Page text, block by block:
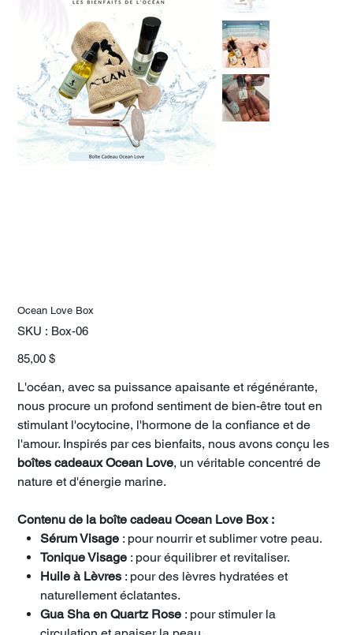
Ocean Love Box
SKU : SKU
Box-
Box-06
Prix
85,00 $
L'océan, avec sa puissance apaisante et régénérante,
nous procure un profond sentiment de bien-être tout en
stimulant l'ocytocine, l'hormone de la confiance et de
l'amour. Inspirés par ces bienfaits, nous avons conçu les
boîtes cadeaux Ocean Love, un véritable concentré de
nature et d'énergie marine.
Contenu de la boîte cadeau Ocean Love Box :
Sérum Visage : pour nourrir et sublimer votre peau.
Tonique Visage : pour équilibrer et revitaliser.
Huile à Lèvres : pour des lèvres hydratées et
naturellement éclatantes.
Gua Sha en Quartz Rose : pour stimuler la